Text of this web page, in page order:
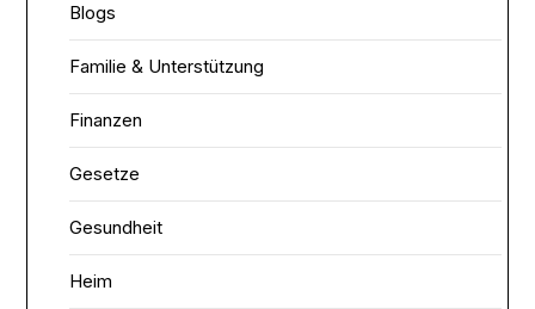
Blogs
Familie & Unterstützung
Finanzen
Gesetze
Gesundheit
Heim